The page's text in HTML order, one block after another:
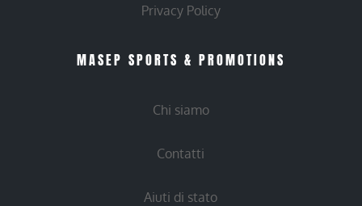
Privacy Policy
MASEP SPORTS & PROMOTIONS
Chi siamo
Contatti
Aiuti di stato